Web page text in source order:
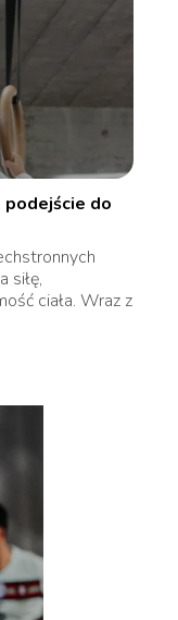
podejście do
siłę,
ciała. Wraz z